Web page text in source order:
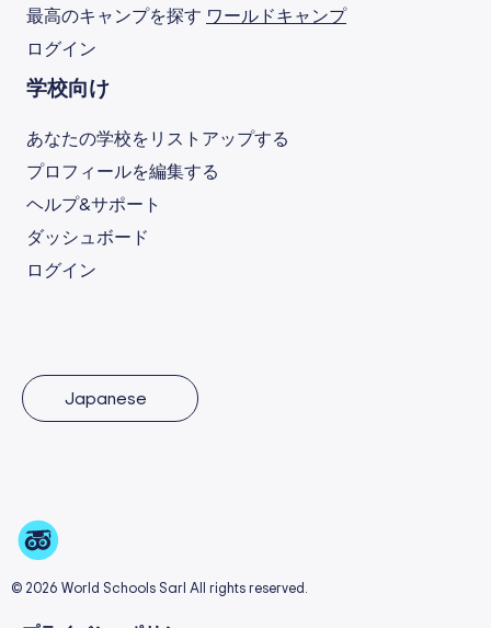
最高のキャンプを探す ワールドキャンプ
ログイン
学校向け
あなたの学校をリストアップする
プロフィールを編集する
ヘルプ&サポート
ダッシュボード
ログイン
© 2026 World Schools Sarl All rights reserved.
Japanese